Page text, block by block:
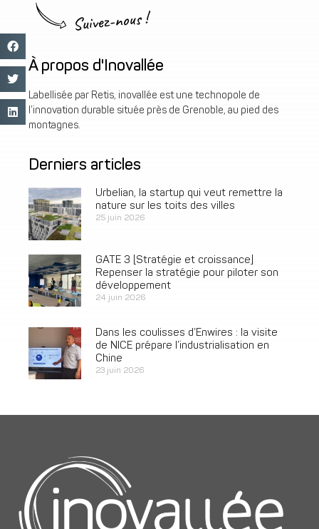
Suivez-nous !
À propos d'Inovallée
Labellisée par Retis, inovallée est une technopole de
l’innovation durable située près de Grenoble, au pied des
montagnes.
Derniers articles
Urbelian, la startup qui veut remettre la
nature sur les toits des villes
25 juin 2026
GATE 3 [Stratégie et croissance]
Repenser la stratégie pour piloter son
développement
24 juin 2026
Dans les coulisses d’Enwires : la visite
de NICE prépare l’industrialisation en
Chine
23 juin 2026